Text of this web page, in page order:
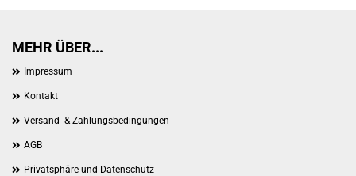
MEHR ÜBER...
Impressum
Kontakt
Versand- & Zahlungsbedingungen
AGB
Privatsphäre und Datenschutz